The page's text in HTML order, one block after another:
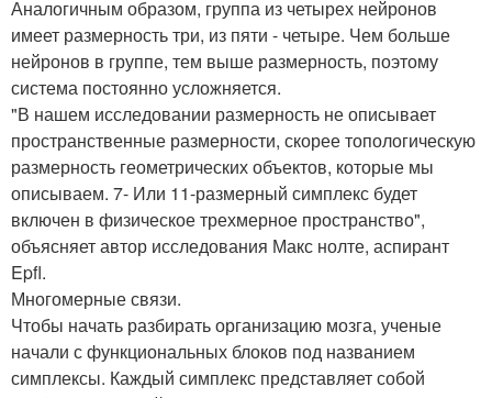
Аналогичным образом, группа из четырех нейронов
имеет размерность три, из пяти - четыре. Чем больше
нейронов в группе, тем выше размерность, поэтому
система постоянно усложняется.
"В нашем исследовании размерность не описывает
пространственные размерности, скорее топологическую
размерность геометрических объектов, которые мы
описываем. 7- Или 11-размерный симплекс будет
включен в физическое трехмерное пространство",
объясняет автор исследования Макс нолте, аспирант
Epfl.
Многомерные связи.
Чтобы начать разбирать организацию мозга, ученые
начали с функциональных блоков под названием
симплексы. Каждый симплекс представляет собой